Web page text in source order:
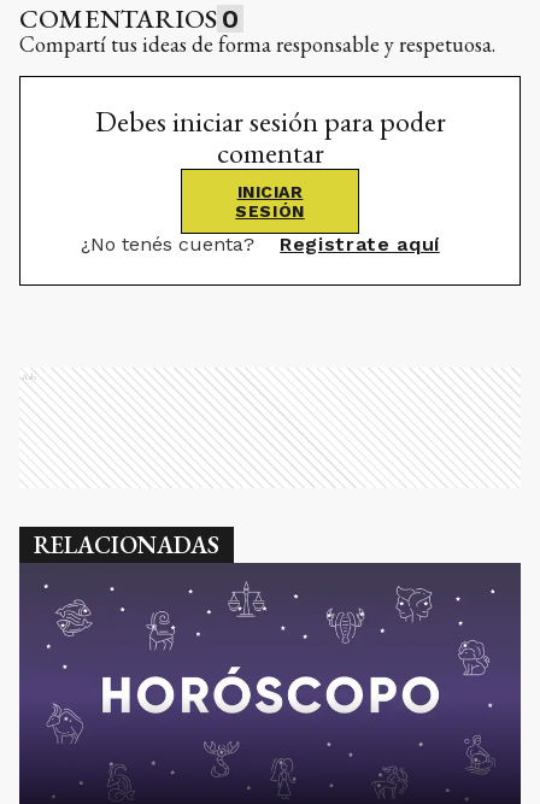
COMENTARIOS 0
Compartí tus ideas de forma responsable y respetuosa.
Debes iniciar sesión para poder
comentar
INICIAR
SESIÓN
¿No tenés cuenta? Registrate aquí
Ads
RELACIONADAS